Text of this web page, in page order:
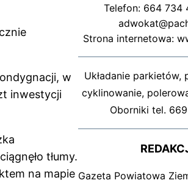
w
inwestycji
tłumy.
na mapie
Telefon: 664 734
Strona internetowa:
Układanie parkietów,
cyklinowanie,
Oborniki tel.
Gazeta Powiatowa